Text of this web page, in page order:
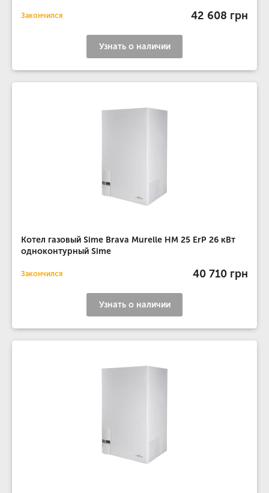
Закончился 42 608 грн
Узнать о наличии
Котел газовый Sime Brava Murelle HM 25 ErP 26 кВт
одноконтурный Sime
Закончился 40 710 грн
Узнать о наличии